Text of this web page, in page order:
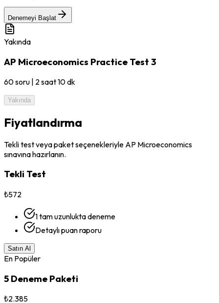
Denemeyi Başlat
Yakında
AP Microeconomics Practice Test 3
60soru | 2 saat 10 dk
Yakında
Fiyatlandırma
Tekli test veya paket seçenekleriyle AP Microeconomics
sınavına hazırlanın.
Tekli Test
₺572
1 tam uzunlukta deneme
Detaylı puan raporu
Satın Al
En Popüler
5 Deneme Paketi
₺2.385